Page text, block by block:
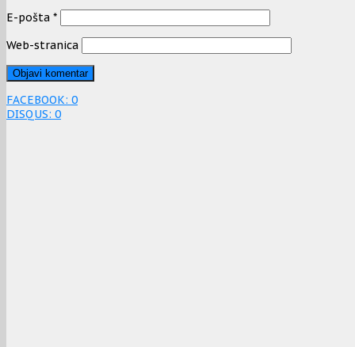
E-pošta *
Web-stranica
FACEBOOK: 0
DISQUS: 0